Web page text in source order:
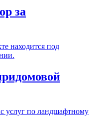
за
находится под
услуг по ландшафтному